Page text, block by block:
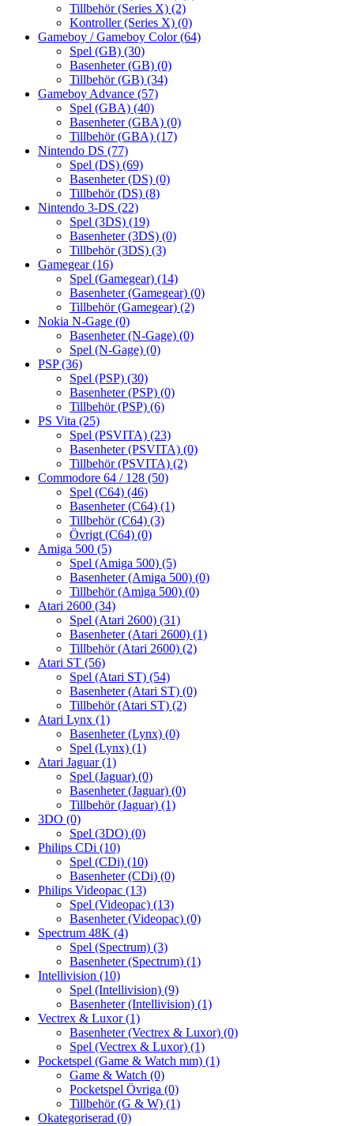
Tillbehör (Series X) (2)
Kontroller (Series X) (0)
Gameboy / Gameboy Color(64)
Spel (GB) (30)
Basenheter (GB) (0)
Tillbehör (GB) (34)
Gameboy Advance (57)
Spel (GBA) (40)
Basenheter (GBA) (0)
Tillbehör (GBA) (17)
Nintendo DS (77)
Spel (DS) (69)
Basenheter (DS) (0)
Tillbehör (DS) (8)
Nintendo 3-DS (22)
Spel (3DS) (19)
Basenheter (3DS) (0)
Tillbehör (3DS) (3)
Gamegear(16)
Spel (Gamegear) (14)
Basenheter (Gamegear) (0)
Tillbehör (Gamegear) (2)
Nokia N-Gage (0)
Basenheter (N-Gage) (0)
Spel (N-Gage) (0)
PSP(36)
Spel (PSP) (30)
Basenheter (PSP) (0)
Tillbehör (PSP) (6)
PS Vita (25)
Spel (PSVITA) (23)
Basenheter (PSVITA) (0)
Tillbehör (PSVITA) (2)
Commodore 64 / 128 (50)
Spel (C64) (46)
Basenheter (C64) (1)
Tillbehör (C64) (3)
Övrigt (C64) (0)
Amiga 500 (5)
Spel (Amiga 500) (5)
Basenheter (Amiga 500) (0)
Tillbehör (Amiga 500) (0)
Atari 2600 (34)
Spel (Atari 2600) (31)
Basenheter (Atari 2600) (1)
Tillbehör (Atari 2600) (2)
Atari ST (56)
Spel (Atari ST) (54)
Basenheter (Atari ST) (0)
Tillbehör (Atari ST) (2)
Atari Lynx (1)
Basenheter (Lynx) (0)
Spel (Lynx) (1)
Atari Jaguar(1)
Spel (Jaguar) (0)
Basenheter (Jaguar) (0)
Tillbehör (Jaguar) (1)
3DO (0)
Spel (3DO) (0)
Philips CDi (10)
Spel (CDi) (10)
Basenheter (CDi) (0)
Philips Videopac (13)
Spel (Videopac) (13)
Basenheter (Videopac) (0)
Spectrum 48K (4)
Spel (Spectrum) (3)
Basenheter (Spectrum) (1)
Intellivision (10)
Spel (Intellivision) (9)
Basenheter (Intellivision) (1)
Vectrex & Luxor(1)
Basenheter (Vectrex & Luxor) (0)
Spel (Vectrex & Luxor) (1)
Pocketspel (Game & Watch mm) (1)
Game & Watch (0)
Pocketspel Övriga (0)
Tillbehör (G & W) (1)
Okategoriserad (0)